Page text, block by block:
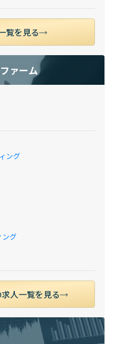
覧を見る
ァーム
ング
ング
人一覧を見る